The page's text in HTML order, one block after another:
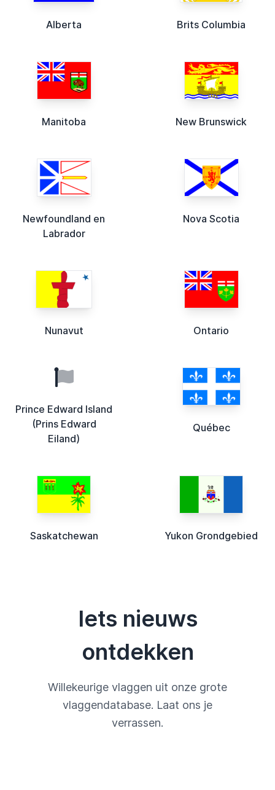
Alberta Brits Columbia
Manitoba New Brunswick
Newfoundland en
Labrador
Nova Scotia
Nunavut Ontario
Prince Edward Island
(Prins Edward
Eiland)
Québec
Saskatchewan Yukon Grondgebied
Iets nieuws
ontdekken
Willekeurige vlaggen uit onze grote
vlaggendatabase. Laat ons je
verrassen.